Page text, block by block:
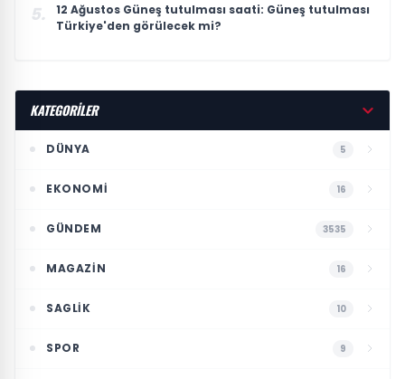
5.
12 Ağustos Güneş tutulması saati: Güneş tutulması
Türkiye'den görülecek mi?
KATEGORİLER
DÜNYA 5
EKONOMI 16
GÜNDEM 3535
MAGAZIN 16
SAGLIK 10
SPOR 9